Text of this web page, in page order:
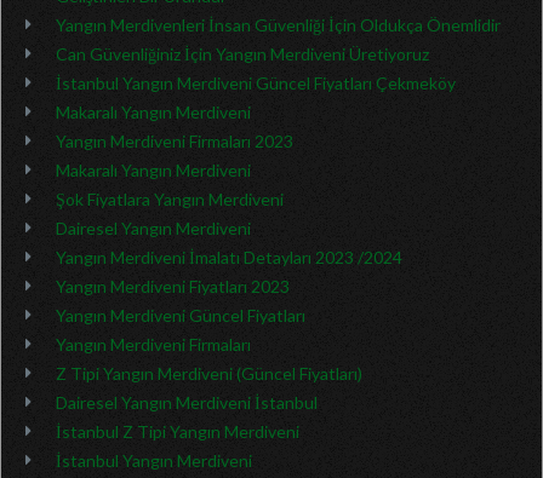
Yangın Merdivenleri İnsan Güvenliği İçin Oldukça Önemlidir
Can Güvenliğiniz İçin Yangın Merdiveni Üretiyoruz
İstanbul Yangın Merdiveni Güncel Fiyatları Çekmeköy
Makaralı Yangın Merdiveni
Yangın Merdiveni Firmaları 2023
Makaralı Yangın Merdiveni
Şok Fiyatlara Yangın Merdiveni
Dairesel Yangın Merdiveni
Yangın Merdiveni İmalatı Detayları 2023 /2024
Yangın Merdiveni Fiyatları 2023
Yangın Merdiveni Güncel Fiyatları
Yangın Merdiveni Firmaları
Z Tipi Yangın Merdiveni (Güncel Fiyatları)
Dairesel Yangın Merdiveni İstanbul
İstanbul Z Tipi Yangın Merdiveni
İstanbul Yangın Merdiveni